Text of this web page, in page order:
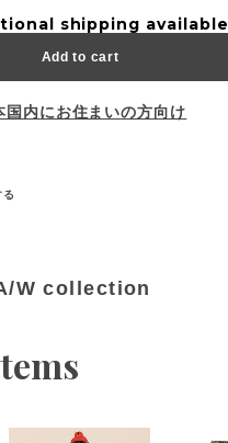
shipping available
Add to cart
国内にお住まいの方向け
W collection